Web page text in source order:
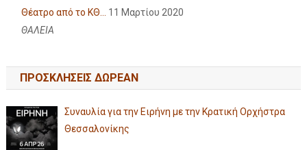
Θέατρο από το ΚΘ...
11 Μαρτίου 2020
ΘΑΛΕΙΑ
ΠΡΟΣΚΛΗΣΕΙΣ ΔΩΡΕΑΝ
Συναυλία για την Ειρήνη με την Κρατική Ορχήστρα
Θεσσαλονίκης